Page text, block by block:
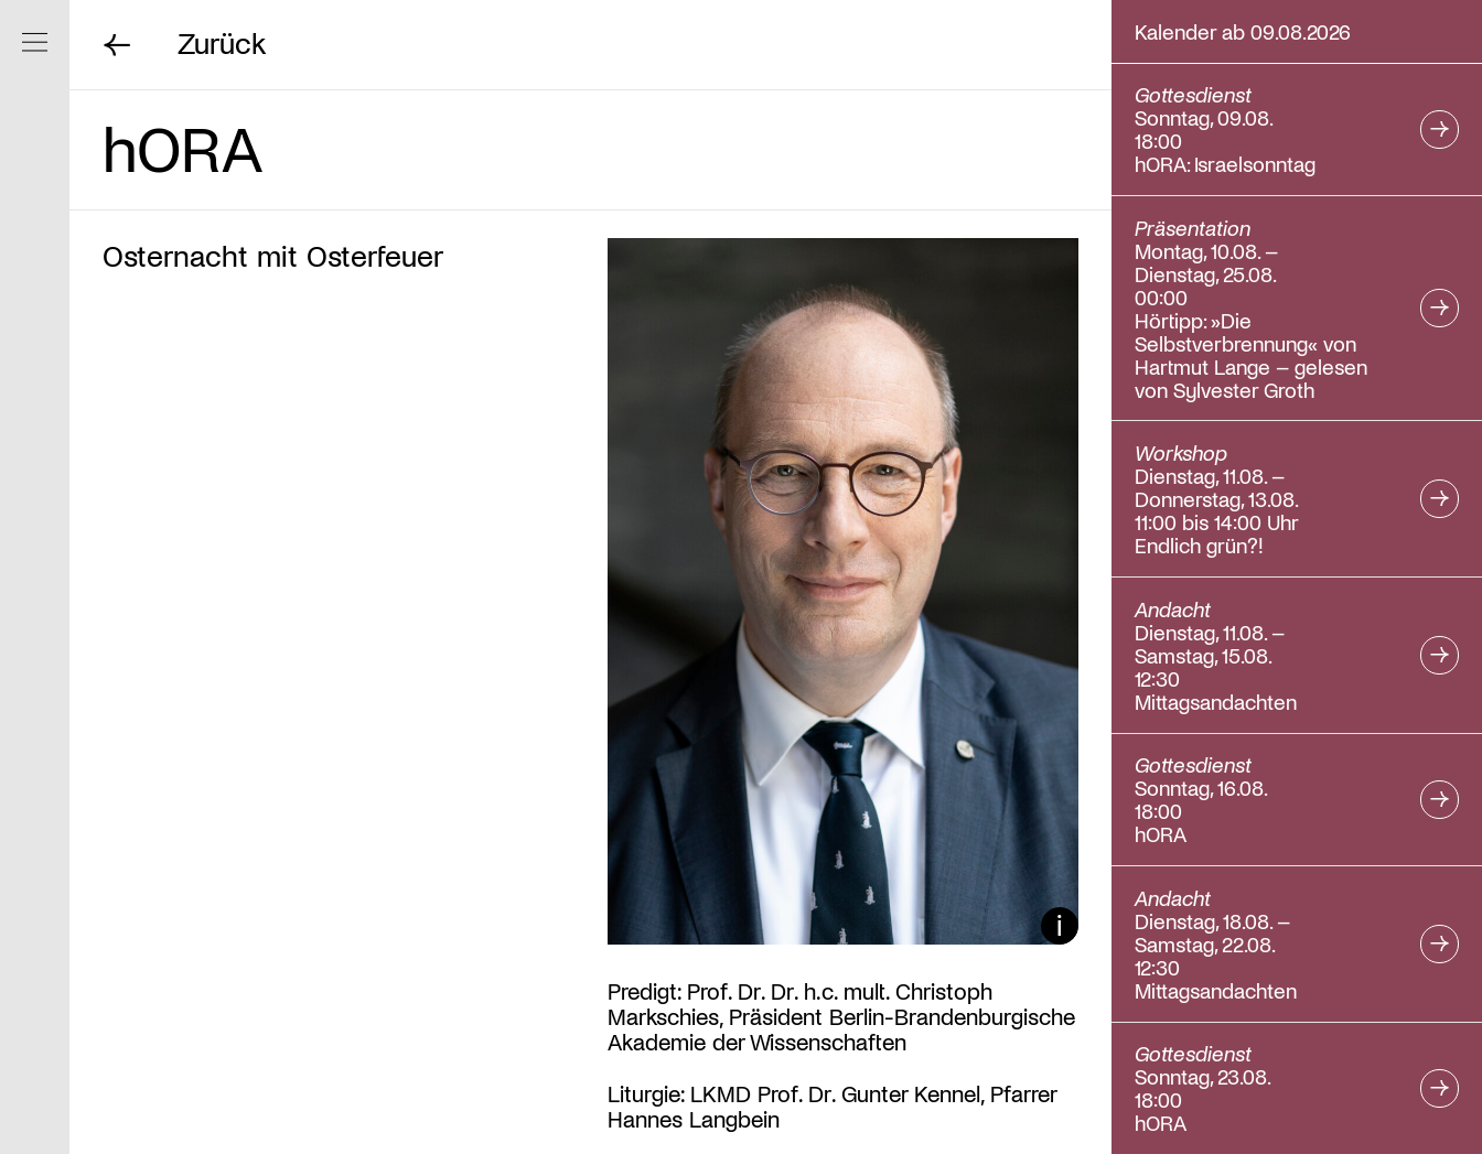
Navigation ein/ausblenden
Zurück
hORA
Osternacht mit Osterfeuer
Bildunterschrift ein/
Predigt: Prof. Dr. Dr. h.c. mult. Christoph
Markschies, Präsident Berlin-Brandenburgische
Akademie der Wissenschaften
Liturgie: LKMD Prof. Dr. Gunter Kennel, Pfarrer
Hannes Langbein
Kalender ab 09.08.2026
Gottesdienst
Sonntag, 09.08.
18:00
hORA: Israelsonntag
Präsentation
Montag, 10.08. –
Dienstag, 25.08.
00:00
Hörtipp: »Die
Selbstverbrennung« von
Hartmut Lange – gelesen
von Sylvester Groth
Workshop
Dienstag, 11.08. –
Donnerstag, 13.08.
11:00 bis 14:00 Uhr
Endlich grün?!
Andacht
Dienstag, 11.08. –
Samstag, 15.08.
12:30
Mittagsandachten
Gottesdienst
Sonntag, 16.08.
18:00
hORA
Andacht
Dienstag, 18.08. –
Samstag, 22.08.
12:30
Mittagsandachten
Gottesdienst
Sonntag, 23.08.
18:00
hORA